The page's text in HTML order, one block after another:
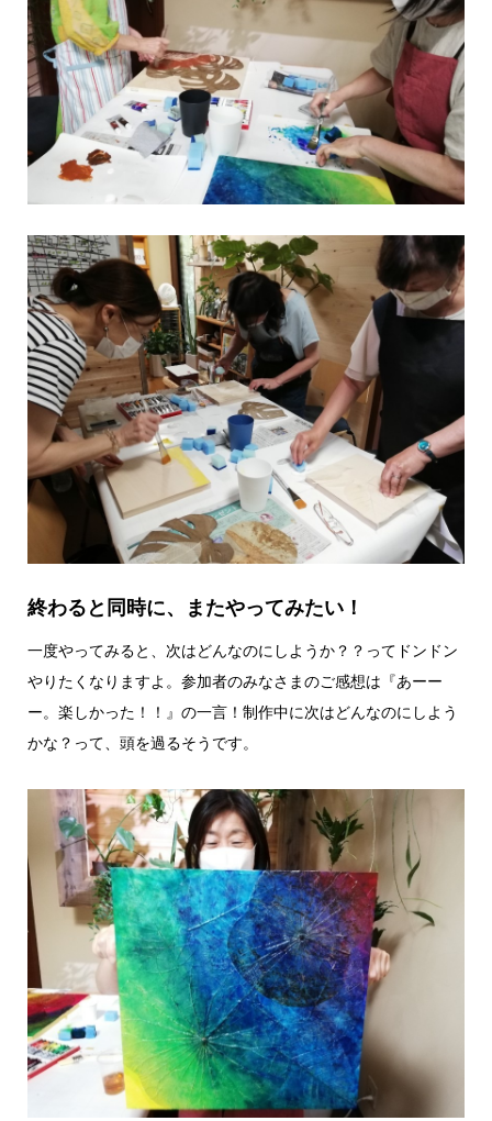
終わると同時に、またやってみたい！
一度やってみると、次はどんなのにしようか？？ってドンドン
やりたくなりますよ。参加者のみなさまのご感想は『あーー
ー。楽しかった！！』の一言！制作中に次はどんなのにしよう
かな？って、頭を過るそうです。